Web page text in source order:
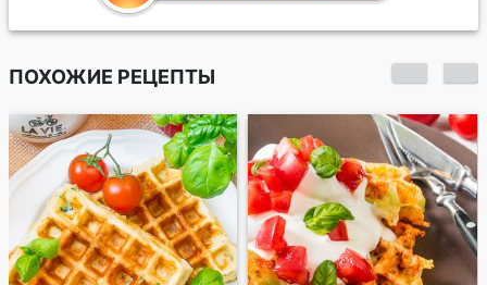
ПОХОЖИЕ РЕЦЕПТЫ